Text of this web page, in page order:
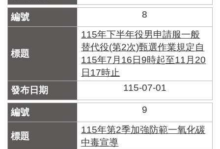
8
115年下半年役男申請服一般
替代役(第2次)甄選作業規定自
115年7月16日9時起至11月20
日17時止
115-07-01
9
115年第2季加強防範一氧化碳
中毒宣導